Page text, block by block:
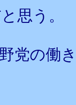
思う。
党の働